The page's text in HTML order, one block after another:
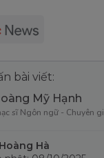
bài viết:
Mỹ Hạnh
sĩ Ngôn ngữ - Chuyên
Hà